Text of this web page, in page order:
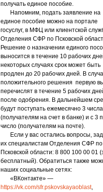
получать единое пособие.
Напомним, подать заявление на
единое пособие можно на портале
госуслуг, в МФЦ или клиентской
Отделения СФР по Псковской
Решение о назначении единого
выносится в течение 10 рабочих
некоторых случаях срок может быть
продлен до 20 рабочих дней. В
положительного решения первую
перечислят в течение 5 рабочих
после одобрения. В дальнейшем
будут поступать ежемесячно 3 числа
(получателям на счет в банке) и с 3
число (получателям на почте).
Если у вас остались вопросы,
их специалистам Отделения СФР по
Псковской области: 8 800 100 00 01
бесплатный). Обратиться также
наших социальные сетях:
«ВКонтакте» —
https://vk.com/sfr.pskovskayaoblast,